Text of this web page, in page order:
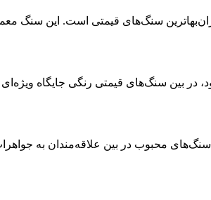
سنگ‌های قیمتی است. این سنگ
در بین سنگ‌های قیمتی رنگی جایگاه
محبوب در بین علاقه‌مندان به